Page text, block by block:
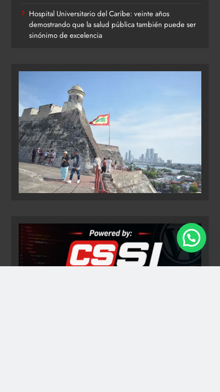
Hospital Universitario del Caribe: veinte años
demostrando que la salud pública también puede ser
sinónimo de excelencia